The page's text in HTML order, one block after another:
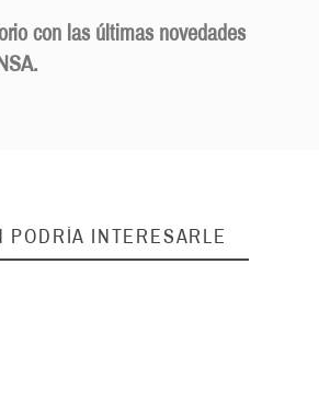
con las últimas novedades
PODRÍA INTERESARLE